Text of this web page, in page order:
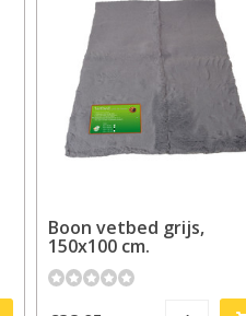
Boon vetbed grijs,
150x100 cm.